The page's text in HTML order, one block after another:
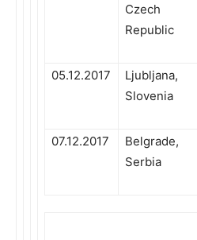
Czech
Republic
05.12.2017
Ljubljana,
Slovenia
07.12.2017
Belgrade,
Serbia